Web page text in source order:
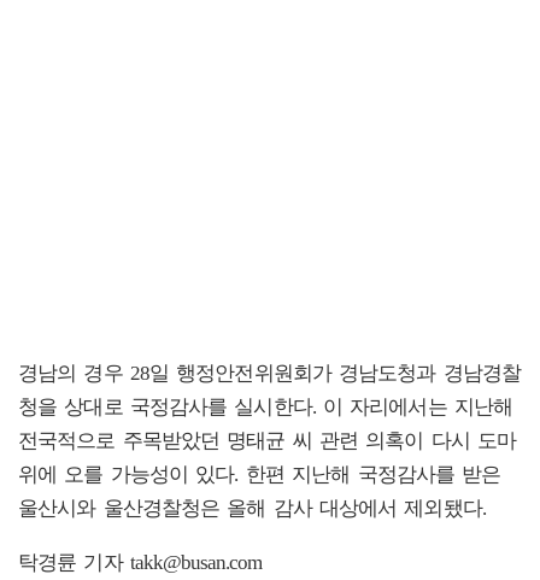
경남의 경우 28일 행정안전위원회가 경남도청과 경남경찰
청을 상대로 국정감사를 실시한다. 이 자리에서는 지난해
전국적으로 주목받았던 명태균 씨 관련 의혹이 다시 도마
위에 오를 가능성이 있다. 한편 지난해 국정감사를 받은
울산시와 울산경찰청은 올해 감사 대상에서 제외됐다.
탁경륜 기자 takk@busan.com